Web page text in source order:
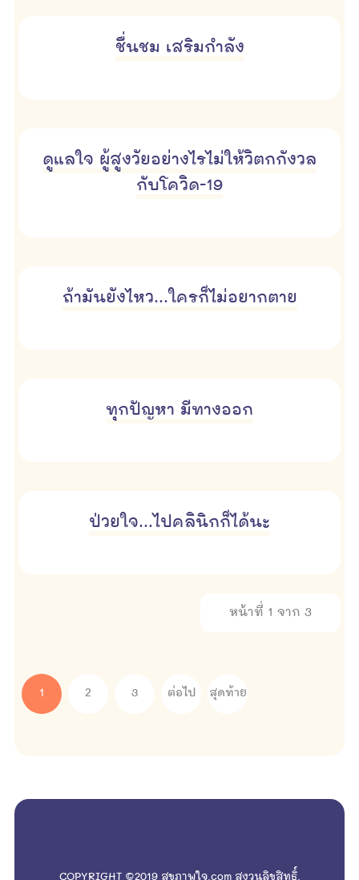
ชื่นชม เสริมกำลัง
ดูแลใจ ผู้สูงวัยอย่างไรไม่ให้วิตกกังวล
กับโควิด-19
ถ้ามันยังไหว...ใครก็ไม่อยากตาย
ทุกปัญหา มีทางออก
ป่วยใจ...ไปคลินิกก็ได้นะ
หน้าที่ 1 จาก 3
1 2 3 ต่อไป สุดท้าย
COPYRIGHT ©2019 สุขภาพใจ.com สงวนลิขสิทธิ์.